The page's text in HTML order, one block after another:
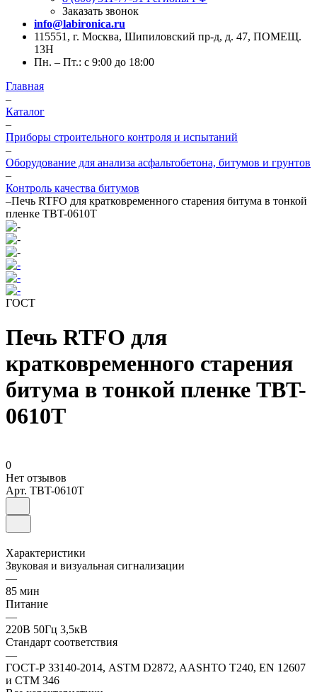
Заказать звонок
info@labironica.ru
115551, г. Москва, Шипиловский пр-д, д. 47, ПОМЕЩ.
13Н
Пн. – Пт.: с 9:00 до 18:00
Главная
–
Каталог
–
Приборы строительного контроля и испытаний
–
Оборудование для анализа асфальтобетона, битумов и грунтов
–
Контроль качества битумов
–Печь RTFO для кратковременного старения битума в тонкой
пленке TBT-0610T
ГОСТ
Печь RTFO для
кратковременного старения
битума в тонкой пленке TBT-
0610T
0
Нет отзывов
Арт. TBT-0610T
Характеристики
Звуковая и визуальная сигнализации
—
85 мин
Питание
—
220В 50Гц 3,5кВ
Стандарт соответствия
—
ГОСТ-Р 33140-2014, ASTM D2872, AASHTO T240, EN 12607
и CTM 346